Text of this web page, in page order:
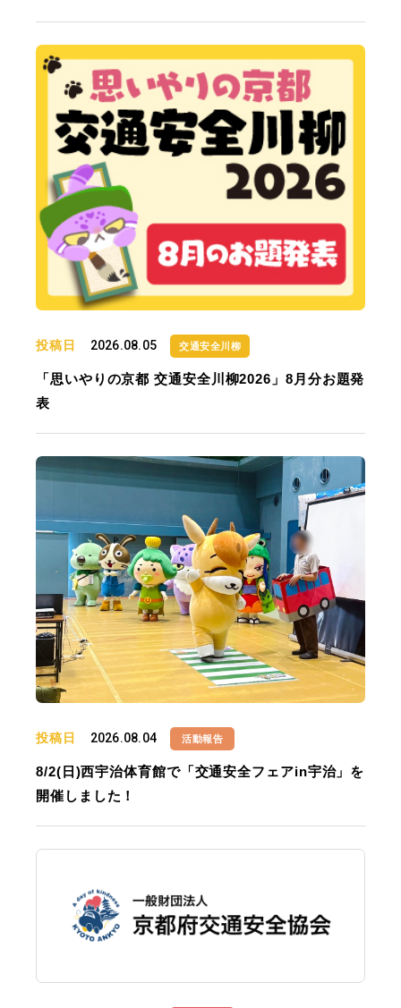
投稿日 2026.08.05 交通安全川柳
「思いやりの京都 交通安全川柳2026」8月分お題発
表
投稿日 2026.08.04 活動報告
8/2(日)西宇治体育館で「交通安全フェアin宇治」を
開催しました！